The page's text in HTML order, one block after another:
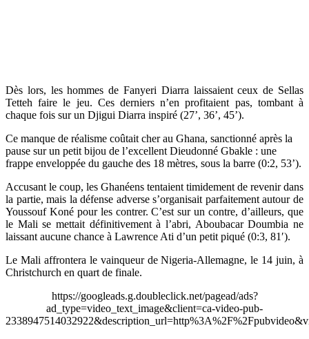
Dès lors, les hommes de Fanyeri Diarra laissaient ceux de Sellas
Tetteh faire le jeu. Ces derniers n’en profitaient pas, tombant à
chaque fois sur un Djigui Diarra inspiré (27’, 36’, 45’).
Ce manque de réalisme coûtait cher au Ghana, sanctionné après la
pause sur un petit bijou de l’excellent Dieudonné Gbakle : une
frappe enveloppée du gauche des 18 mètres, sous la barre (0:2, 53’).
Accusant le coup, les Ghanéens tentaient timidement de revenir dans
la partie, mais la défense adverse s’organisait parfaitement autour de
Youssouf Koné pour les contrer. C’est sur un contre, d’ailleurs, que
le Mali se mettait définitivement à l’abri, Aboubacar Doumbia ne
laissant aucune chance à Lawrence Ati d’un petit piqué (0:3, 81′).
Le Mali affrontera le vainqueur de Nigeria-Allemagne, le 14 juin, à
Christchurch en quart de finale.
https://googleads.g.doubleclick.net/pagead/ads?
ad_type=video_text_image&client=ca-video-pub-